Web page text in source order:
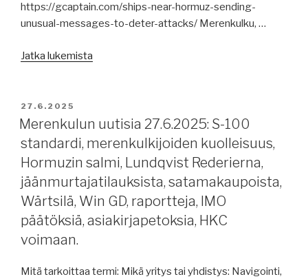
https://gcaptain.com/ships-near-hormuz-sending-
unusual-messages-to-deter-attacks/ Merenkulku, …
Jatka lukemista
kontti,
Hormuzin
Kiina
arktisella
alueella,
Konecranes,
tuulivoima-
JULKAISTU
27.6.2025
Merenkulun uutisia 27.6.2025: S-100
standardi, merenkulkijoiden kuolleisuus,
Hormuzin salmi, Lundqvist Rederierna,
jäänmurtajatilauksista, satamakaupoista,
Wärtsilä, Win GD, raportteja, IMO
päätöksiä, asiakirjapetoksia, HKC
voimaan.
Mitä tarkoittaa termi: Mikä yritys tai yhdistys: Navigointi,